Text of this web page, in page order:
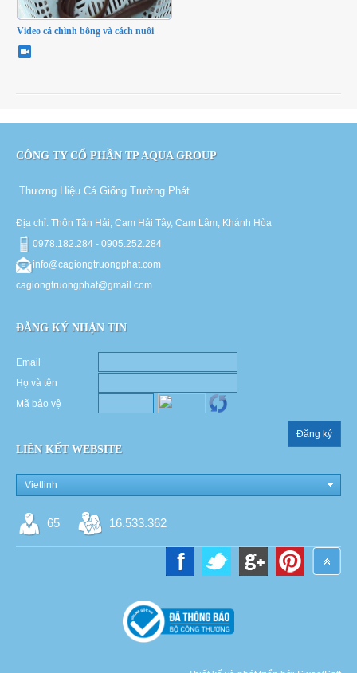
Video cá chình bông và cách nuôi
CÔNG TY CỔ PHẦN TP AQUA GROUP
Thương Hiệu Cá Giống Trường Phát
Địa chỉ: Thôn Tân Hải, Cam Hải Tây, Cam Lâm, Khánh Hòa
0978.182.284 - 0905.252.284
info@cagiongtruongphat.com
cagiongtruongphat@gmail.com
ĐĂNG KÝ NHẬN TIN
Email
Họ và tên
Mã bảo vệ
Đăng ký
LIÊN KẾT WEBSITE
Vietlinh
65 16.533.362